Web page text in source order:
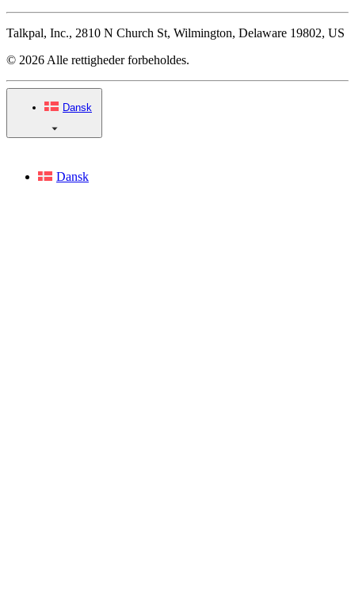
Talkpal, Inc., 2810 N Church St, Wilmington, Delaware 19802, US
© 2026 Alle rettigheder forbeholdes.
Dansk
Dansk